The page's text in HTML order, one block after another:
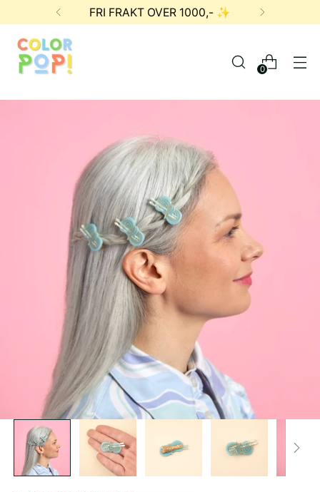
FRI FRAKT OVER 1000,- ✨
0